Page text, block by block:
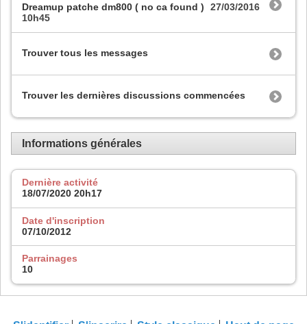
Dreamup patche dm800 ( no ca found )
27/03/2016
10h45
Trouver tous les messages
Trouver les dernières discussions commencées
Informations générales
Dernière activité
18/07/2020 20h17
Date d'inscription
07/10/2012
Parrainages
10